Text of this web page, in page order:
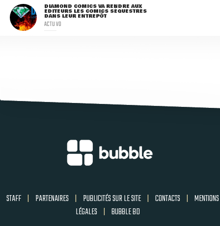
DIAMOND COMICS VA RENDRE AUX
ÉDITEURS LES COMICS SÉQUESTRÉS
DANS LEUR ENTREPÔT
ACTU VO
STAFF | PARTENAIRES | PUBLICITÉS SUR LE SITE | CONTACTS | MENTIONS
LÉGALES | BUBBLE BD